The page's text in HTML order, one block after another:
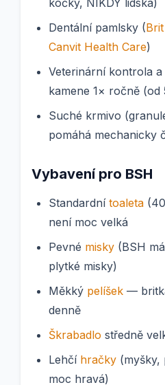
Dentální pamlsky (
Canvit Health Care)
Veterinární kontrola
kamene 1× ročně (od
Suché krmivo
pomáhá mechanicky
Vybavení pro BSH
Standardní toaleta
není moc velká
Pevné misky (BSH
plytké misky)
Měkký pelíšek —
denně
Škrabadlo středně
Lehčí hračky
moc hravá)